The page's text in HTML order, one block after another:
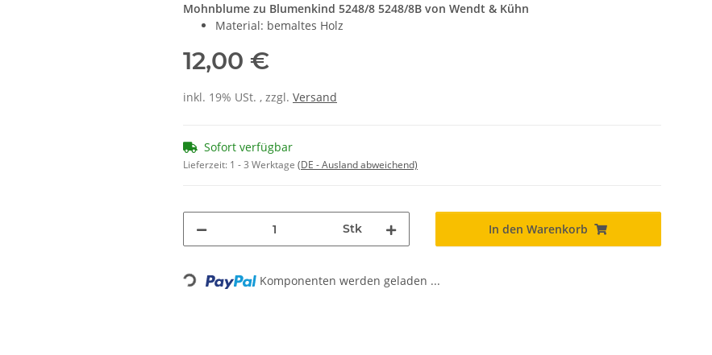
Mohnblume zu Blumenkind 5248/8 5248/8B von Wendt & Kühn
Material: bemaltes Holz
12,00 €
inkl. 19% USt. , zzgl. Versand
Sofort verfügbar
Lieferzeit: 1 - 3 Werktage (DE - Ausland abweichend)
Stk In den Warenkorb
Loading... Komponenten werden geladen ...